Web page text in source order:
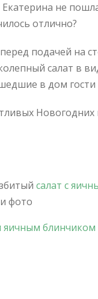
не
отлично?
перед подачей на
салат в
в дом
салат с
фото